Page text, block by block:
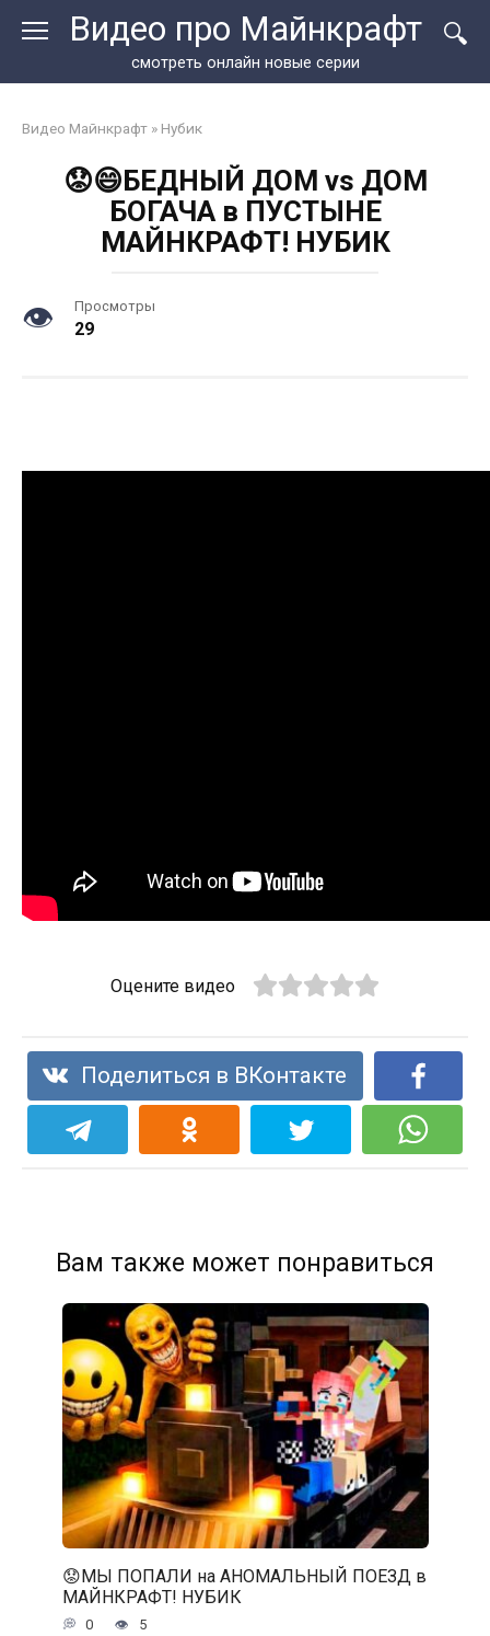
Видео про Майнкрафт
смотреть онлайн новые серии
Видео Майнкрафт » Нубик
😟😄БЕДНЫЙ ДОМ vs ДОМ
БОГАЧА в ПУСТЫНЕ
МАЙНКРАФТ! НУБИК
Просмотры
29
Оцените видео
Поделиться в ВКонтакте
Вам также может понравиться
😟МЫ ПОПАЛИ на АНОМАЛЬНЫЙ ПОЕЗД в
МАЙНКРАФТ! НУБИК
0 5